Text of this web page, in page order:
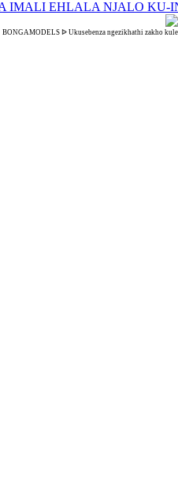
BONGAMODELS ᐉ Ukusebenza ngezikhathi zakho